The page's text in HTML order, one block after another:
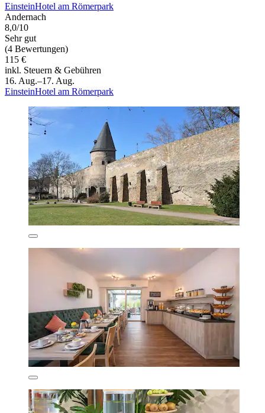
EinsteinHotel am Römerpark
Andernach
8,0/10
Sehr gut
(4 Bewertungen)
115 €
inkl. Steuern & Gebühren
16. Aug.–17. Aug.
EinsteinHotel am Römerpark